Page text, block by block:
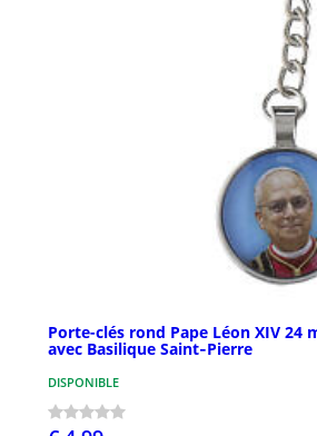
Porte-clés rond Pape Léon XIV 24
avec Basilique Saint‑Pierre
DISPONIBLE